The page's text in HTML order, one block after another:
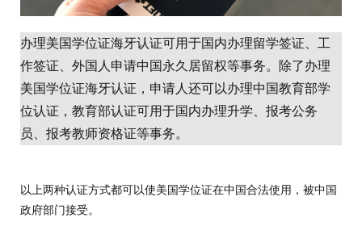
办理美国学位证海牙认证可用于国内办理留学签证、工
作签证、外国人申请中国永久居留权等事务。除了办理
美国学位证海牙认证，申请人还可以办理中国教育部学
位认证，教育部认证可用于国内办理升学、报考公务
员、报考教师资格证等事务。
以上两种认证方式都可以使美国学位证在中国合法使用，被中国
政府部门接受。